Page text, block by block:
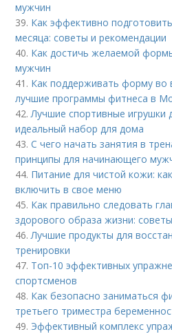
мужчин
39. Как эффективно
месяца: советы и рекомендации
40. Как достичь желаемой
мужчин
41. Как поддерживать форму во
лучшие программы фитнеса в
42.Лучшие спортивные игрушки
идеальный набор для дома
43.С чего начать занятия в
принципы для начинающего
44. Питание для чистой кожи:
включить в свое меню
45. Как правильно следовать
здорового образа жизни:
46.Лучшие продукты для
тренировки
47. Топ-10 эффективных
спортсменов
48. Как безопасно заниматься
третьего триместра
49. Эффективный комплекс